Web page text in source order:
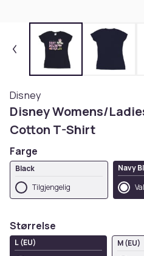
Disney
Disney Womens/
Cotton T-Shirt
Farge
Black
Tilgjengelig
Navy
Størrelse
L (EU)
M (EU)